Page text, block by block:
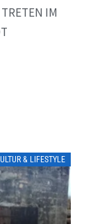
IM A
& LIFESTYLE